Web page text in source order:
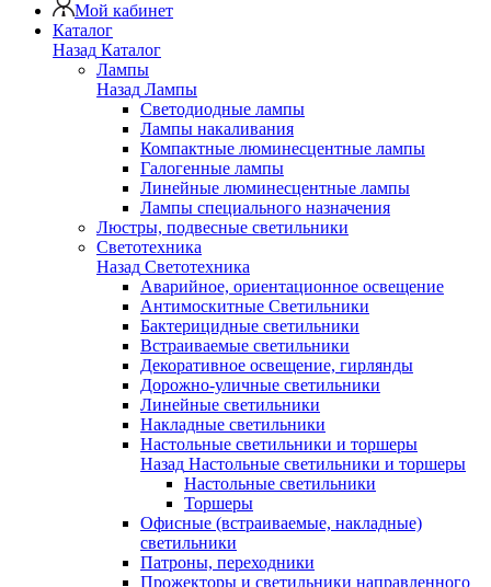
Мой кабинет
Каталог
Назад Каталог
Лампы
Назад Лампы
Светодиодные лампы
Лампы накаливания
Компактные люминесцентные лампы
Галогенные лампы
Линейные люминесцентные лампы
Лампы специального назначения
Люстры, подвесные светильники
Светотехника
Назад Светотехника
Аварийное, ориентационное освещение
Антимоскитные Светильники
Бактерицидные светильники
Встраиваемые светильники
Декоративное освещение, гирлянды
Дорожно-уличные светильники
Линейные светильники
Накладные светильники
Настольные светильники и торшеры
Назад Настольные светильники и торшеры
Настольные светильники
Торшеры
Офисные (встраиваемые, накладные)
светильники
Патроны, переходники
Прожекторы и светильники направленного